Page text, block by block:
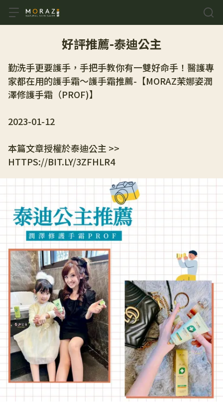
好評推薦-泰迪公主
勤洗手更要護手，手把手教你有一雙好命手！醫護專
家都在用的護手霜～護手霜推薦-【MORAZ茉娜姿潤
澤修護手霜（PROF)】
2023-01-12
本篇文章授權於泰迪公主 >>
HTTPS://BIT.LY/3ZFHLR4